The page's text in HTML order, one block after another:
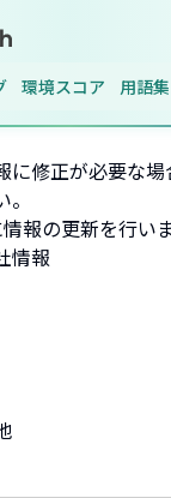
環境スコア 用語集
に修正が必要な
報の更新を行いま
情報